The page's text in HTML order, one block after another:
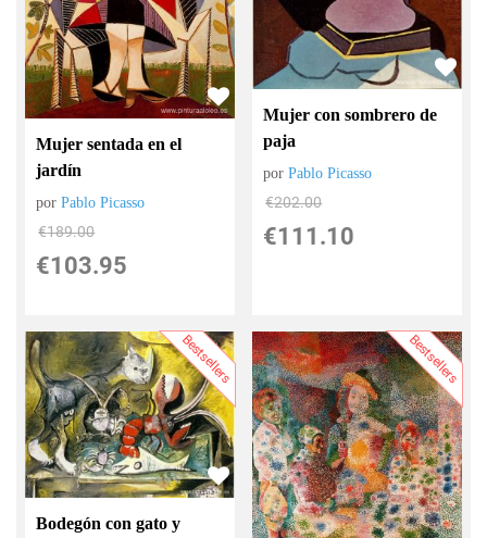
Mujer sentada en el
jardín
porPablo Picasso
€189.00
€103.95
Mujer con sombrero de
paja
porPablo Picasso
€202.00
€111.10
Bestsellers
Bodegón con gato y
Bestsellers